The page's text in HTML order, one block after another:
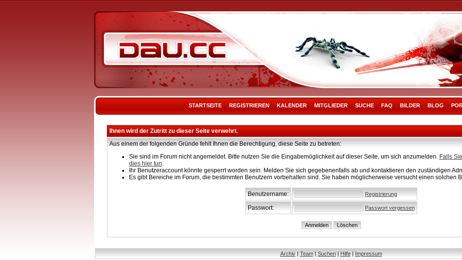
STARTSEITE REGISTRIEREN KALENDER MITGLIEDER SUCHE FAQ BILDER BLOG
Ihnen wird der Zutritt zu dieser Seite verwehrt.
Aus einem der folgenden Gründe fehlt Ihnen die Berechtigung, diese Seite zu betreten:
Sie sind im Forum nicht angemeldet. Bitte nutzen Sie die Eingabemöglichkeit auf dieser Seite, um sich anzumelden. Falls
dies hier tun.
Ihr Benutzeraccount könnte gesperrt worden sein. Melden Sie sich gegebenenfalls ab und kontaktieren den zuständigen
Es gibt Bereiche im Forum, die bestimmten Benutzern vorbehalten sind. Sie haben möglicherweise versucht einen solchen
Benutzername: Registrierung
Passwort: Passwort vergessen
Archiv| Team| Suchen| Hilfe| Impressum